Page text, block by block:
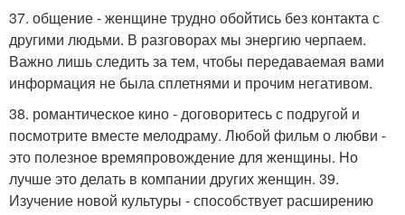
37. общение - женщине трудно обойтись без контакта с
другими людьми. В разговорах мы энергию черпаем.
Важно лишь следить за тем, чтобы передаваемая вами
информация не была сплетнями и прочим негативом.
38. романтическое кино - договоритесь с подругой и
посмотрите вместе мелодраму. Любой фильм о любви -
это полезное времяпровождение для женщины. Но
лучше это делать в компании других женщин. 39.
Изучение новой культуры - способствует расширению